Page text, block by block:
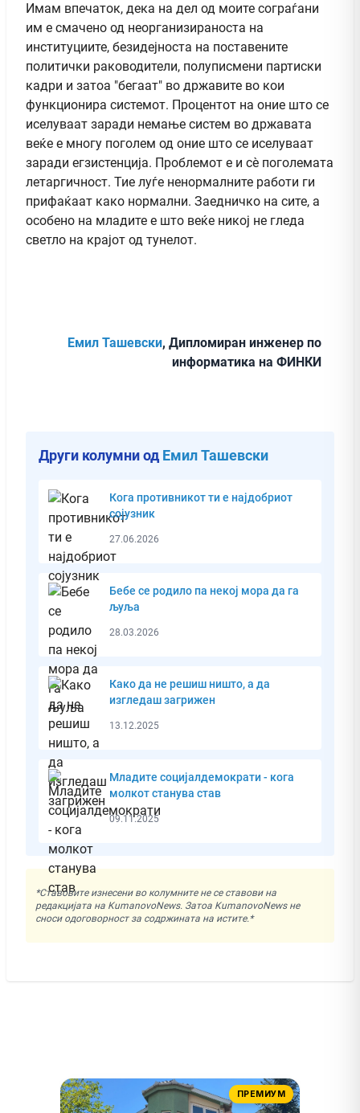
Имам впечаток, дека на дел од моите сограѓани
им е смачено од неорганизираноста на
институциите, безидејноста на поставените
политички раководители, полуписмени партиски
кадри и затоа "бегаат" во државите во кои
функционира системот. Процентот на оние што се
иселуваат заради немање систем во државата
веќе е многу поголем од оние што се иселуваат
заради егзистенција. Проблемот е и сѐ поголемата
летаргичност. Тие луѓе ненормалните работи ги
прифаќаат како нормални. Заедничко на сите, а
особено на младите е што веќе никој не гледа
светло на крајот од тунелот.
Емил Ташевски, Дипломиран инженер по
информатика на ФИНКИ
Други колумни од Емил Ташевски
Кога противникот ти е најдобриот
сојузник
27.06.2026
Бебе се родило па некој мора да га
љуља
28.03.2026
Како да не решиш ништо, а да
изгледаш загрижен
13.12.2025
Младите социјалдемократи - кога
молкот станува став
09.11.2025
*Ставовите изнесени во колумните не се ставови на
редакцијата на KumanovoNews. Затоа KumanovoNews не
сноси одоговорност за содржината на истите.*
ПРЕМИУМ